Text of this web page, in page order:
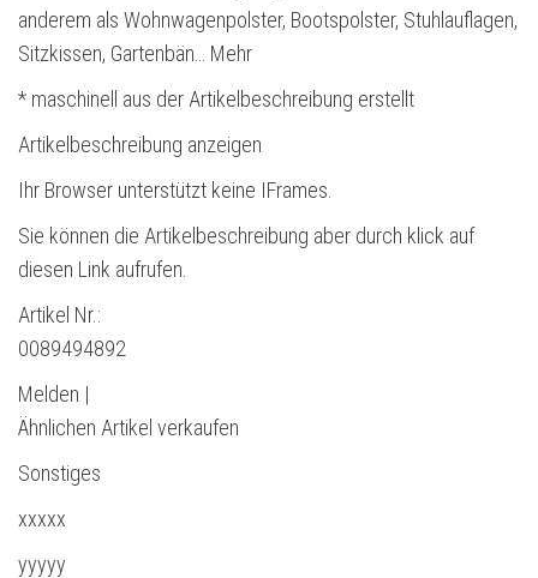
anderem als Wohnwagenpolster, Bootspolster, Stuhlauflagen,
Sitzkissen, Gartenbän… Mehr
* maschinell aus der Artikelbeschreibung erstellt
Artikelbeschreibung anzeigen
Ihr Browser unterstützt keine IFrames.
Sie können die Artikelbeschreibung aber durch klick auf
diesen Link aufrufen.
Artikel Nr.:
0089494892
Melden |
Ähnlichen Artikel verkaufen
Sonstiges
xxxxx
yyyyy